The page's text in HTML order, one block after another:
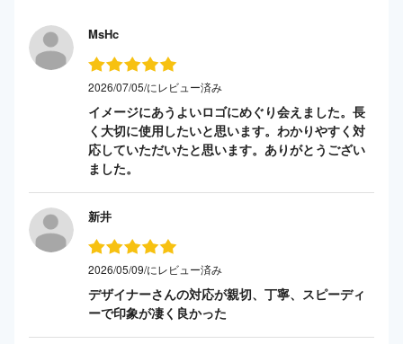
MsHc
2026/07/05/にレビュー済み
イメージにあうよいロゴにめぐり会えました。長
く大切に使用したいと思います。わかりやすく対
応していただいたと思います。ありがとうござい
ました。
新井
2026/05/09/にレビュー済み
デザイナーさんの対応が親切、丁寧、スピーディ
ーで印象が凄く良かった